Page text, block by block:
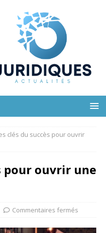
clés du succès pour ouvrir
pour ouvrir une
Commentaires fermés